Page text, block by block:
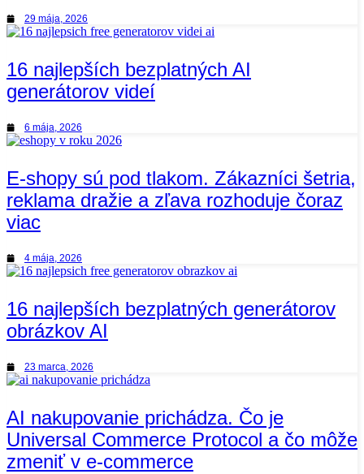
29 mája, 2026
16 najlepších bezplatných AI
generátorov videí
6 mája, 2026
E-shopy sú pod tlakom. Zákazníci šetria,
reklama dražie a zľava rozhoduje čoraz
viac
4 mája, 2026
16 najlepších bezplatných generátorov
obrázkov AI
23 marca, 2026
AI nakupovanie prichádza. Čo je
Universal Commerce Protocol a čo môže
zmeniť v e-commerce